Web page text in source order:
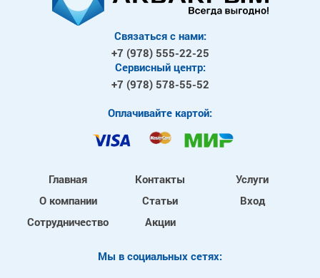
Связаться с нами:
+7 (978) 555-22-25
Сервисный центр:
+7 (978) 578-55-52
Оплачивайте картой:
Главная
О компании
Сотрудничество
Контакты
Статьи
Акции
Услуги
Вход
Mы в социальных сетях: